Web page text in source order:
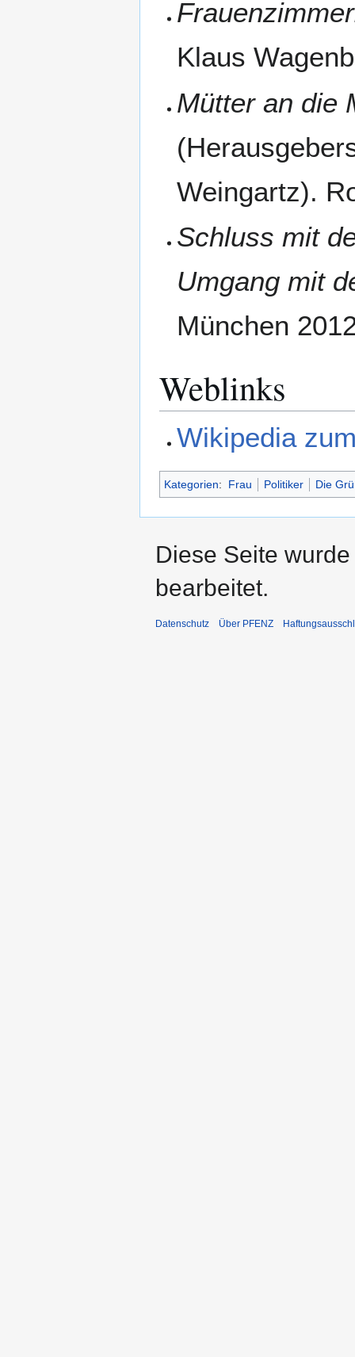
Klaus
Mütter an die
Weingartz).
Schluss mit
Umgang mit
München
Weblinks
Wikipedia
Kategorien: Frau Politiker Die
Diese Seite
bearbeitet.
Datenschutz Über PFENZ